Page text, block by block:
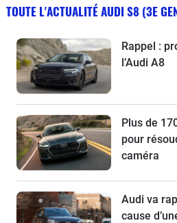
TOUTE L'ACTUALITÉ AUDI S8 (3E
Rappel :
l’Audi A8
Plus de
pour
caméra
Audi va
cause